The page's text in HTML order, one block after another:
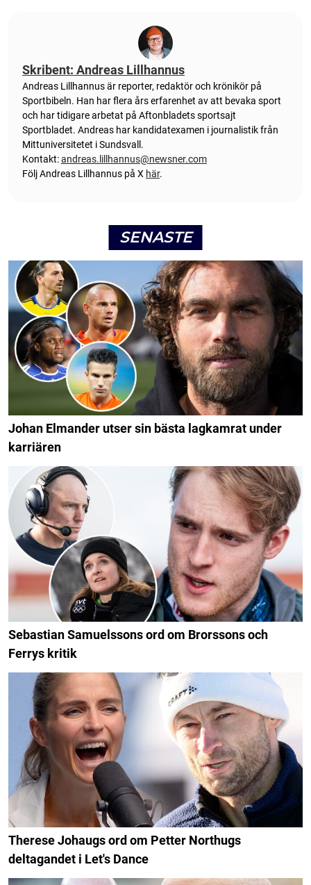
Skribent: Andreas Lillhannus
Andreas Lillhannus är reporter, redaktör och krönikör på
Sportbibeln. Han har flera års erfarenhet av att bevaka sport
och har tidigare arbetat på Aftonbladets sportsajt
Sportbladet. Andreas har kandidatexamen i journalistik från
Mittuniversitetet i Sundsvall.
Kontakt:andreas.lillhannus@newsner.com
Följ Andreas Lillhannus på X här.
SENASTE
Johan Elmander utser sin bästa lagkamrat under
karriären
Sebastian Samuelssons ord om Brorssons och
Ferrys kritik
Therese Johaugs ord om Petter Northugs
deltagandet i Let's Dance